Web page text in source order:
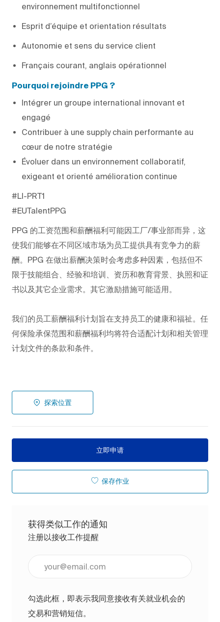
environnement multifonctionnel
Esprit d’équipe et orientation résultats
Autonomie et sens du service client
Français courant, anglais opérationnel
Pourquoi rejoindre PPG ?
Intégrer un groupe international innovant et
engagé
Contribuer à une supply chain performante au
cœur de notre stratégie
Évoluer dans un environnement collaboratif,
exigeant et orienté amélioration continue
#LI-PRT1
#EUTalentPPG
PPG 的工资范围和薪酬福利可能因工厂/事业部而异，这
使我们能够在不同区域市场为员工提供具有竞争力的薪
酬。PPG 在做出薪酬决策时会考虑多种因素，包括但不
限于技能组合、经验和培训、资历和教育背景、执照和证
书以及其它企业需求。其它激励措施可能适用。
我们的员工薪酬福利计划旨在支持员工的健康和福祉。任
何保险承保范围和薪酬福利均将符合适配计划和相关管理
计划文件的条款和条件。
探索位置
立即申请
保存作业
获得类似工作的通知
注册以接收工作提醒
勾选此框，即表示我同意接收有关就业机会的
交易和营销短信。